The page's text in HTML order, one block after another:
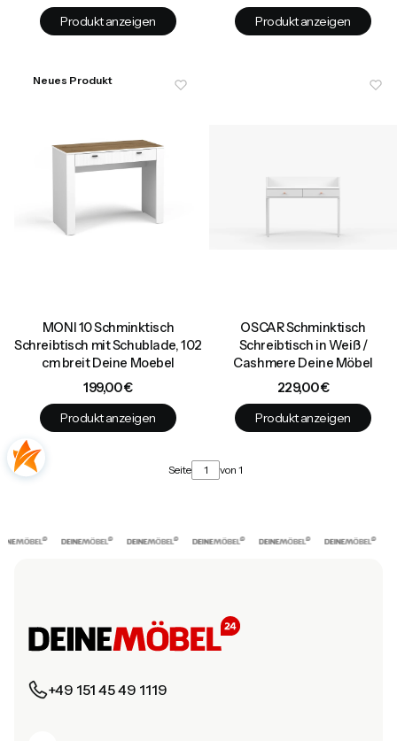
Produkt anzeigen
Produkt anzeigen
Neues Produkt
MONI 10 Schminktisch
Schreibtisch mit Schublade, 102
cm breit Deine Moebel
Preis
199,00 €
Produkt anzeigen
OSCAR Schminktisch
Schreibtisch in Weiß /
Cashmere Deine Möbel
Preis
229,00 €
Produkt anzeigen
Seite von 1
+49 151 45 49 1119